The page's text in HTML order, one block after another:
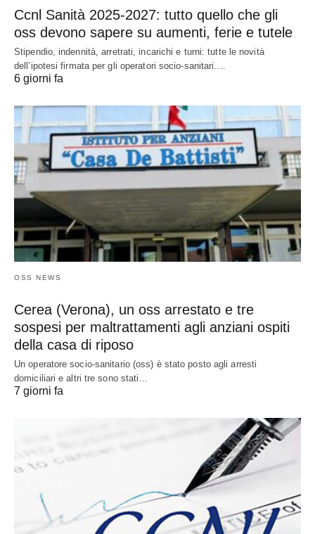
Ccnl Sanità 2025-2027: tutto quello che gli
oss devono sapere su aumenti, ferie e tutele
Stipendio, indennità, arretrati, incarichi e turni: tutte le novità
dell’ipotesi firmata per gli operatori socio-sanitari.…
6 giorni fa
OSS NEWS
Cerea (Verona), un oss arrestato e tre
sospesi per maltrattamenti agli anziani ospiti
della casa di riposo
Un operatore socio-sanitario (oss) è stato posto agli arresti
domiciliari e altri tre sono stati…
7 giorni fa